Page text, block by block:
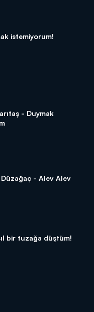
istemiyorum!
- Duymak
Düzağaç - Alev Alev
bir tuzağa düştüm!